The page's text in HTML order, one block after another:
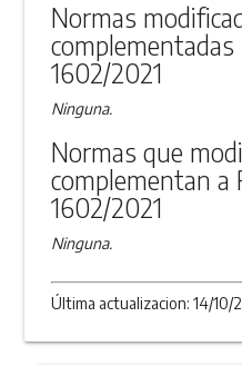
Normas
complementadas
1602/2021
Ninguna.
Normas que
complementan a
1602/2021
Ninguna.
Última actualizacion: 14/10/